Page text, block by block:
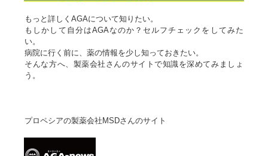
もっと詳しくAGAについて知りたい。
もしかして自分はAGAなのか？セルフチェックをしてみた
い。
病院に行く前に、薬の情報を少し知っておきたい。
そんな方へ、製薬会社さんのサイトで知識を深めてみましょ
う。
プロペシアの製薬会社MSDさんのサイト